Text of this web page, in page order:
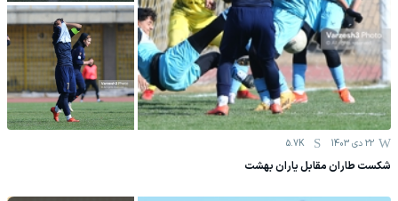
22 دی 1403 5.7K
شکست طاران مقابل یاران بهشت